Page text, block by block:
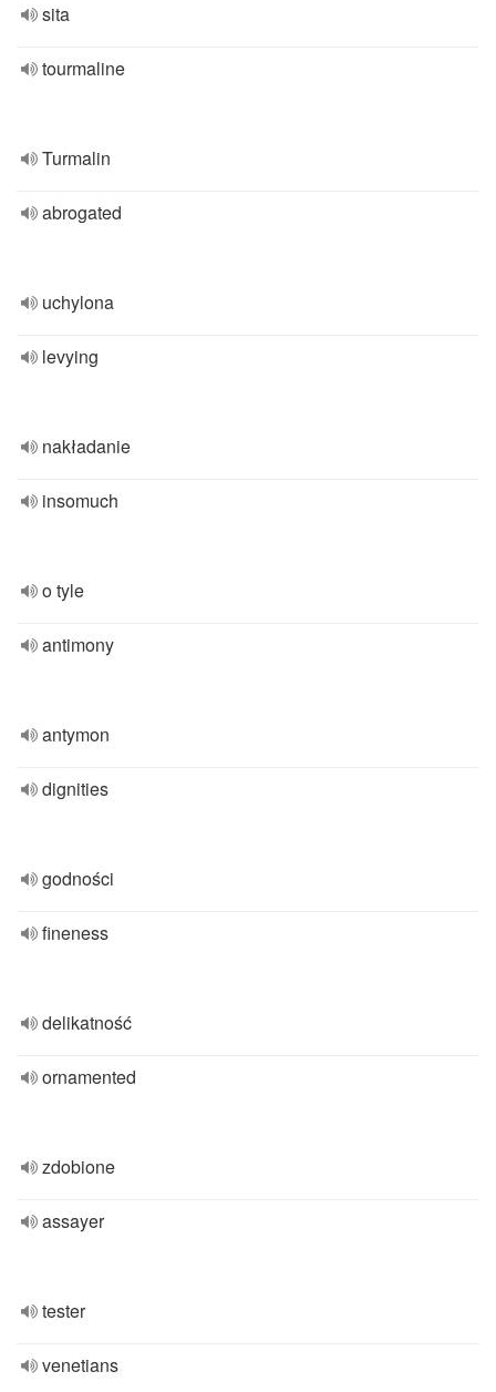
sita
tourmaline
Turmalin
abrogated
uchylona
levying
nakładanie
insomuch
o tyle
antimony
antymon
dignities
godności
fineness
delikatność
ornamented
zdobione
assayer
tester
venetians